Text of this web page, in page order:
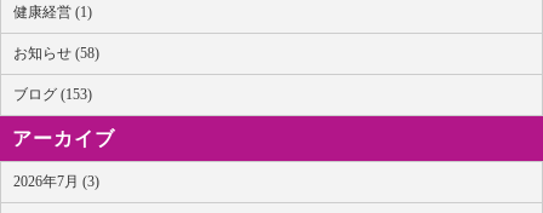
健康経営 (1)
お知らせ (58)
ブログ (153)
アーカイブ
2026年7月 (3)